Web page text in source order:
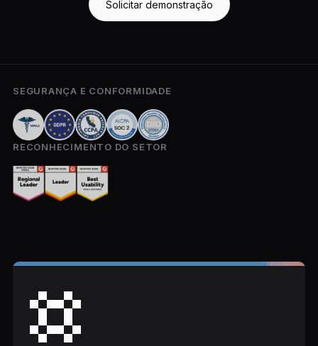
Solicitar demonstração
SEGURANÇA E CONFORMIDADE
RECONHECIMENTO DO SETOR